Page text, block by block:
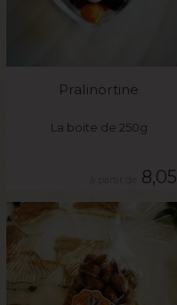
Pralinortine
La boite de 250g
8,05